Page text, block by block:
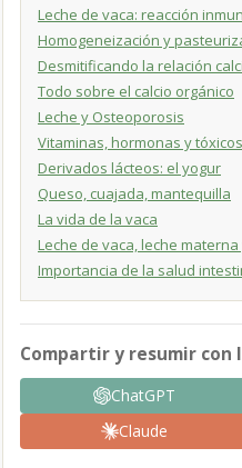
Leche de vaca: reacción
Homogeneización y
Desmitificando la relación
Todo sobre el calcio orgánico
Leche y Osteoporosis
Vitaminas, hormonas y
Derivados lácteos: el yogur
Queso, cuajada, mantequilla
La vida de la vaca
Leche de vaca, leche
Importancia de la salud
Compartir y resumir con
ChatGPT
Claude